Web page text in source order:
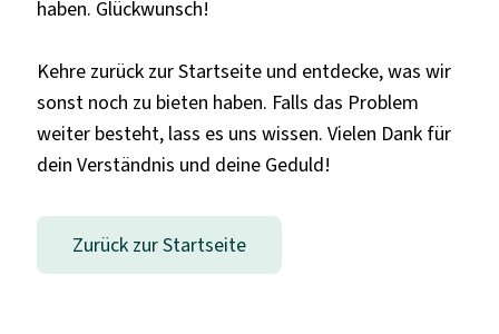
haben. Glückwunsch!
Kehre zurück zur Startseite und entdecke, was wir
sonst noch zu bieten haben. Falls das Problem
weiter besteht, lass es uns wissen. Vielen Dank für
dein Verständnis und deine Geduld!
Zurück zur Startseite